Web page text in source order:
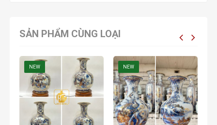
SẢN PHẨM CÙNG LOẠI
NEW NEW